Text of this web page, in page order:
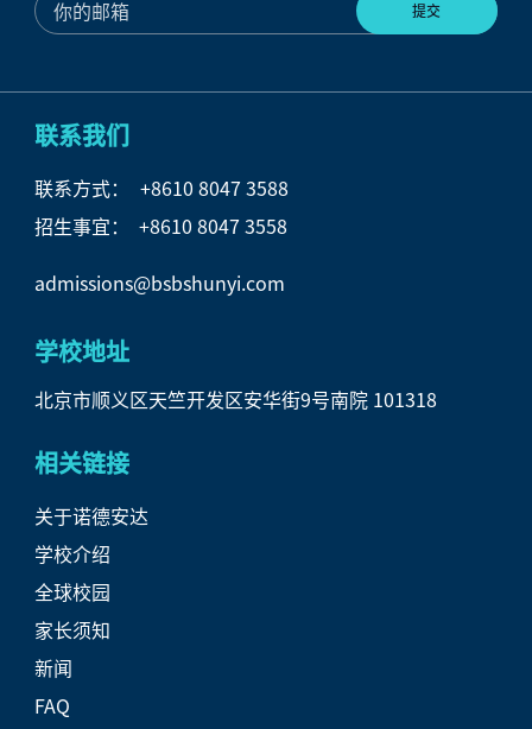
联系我们
联系方式：
+8610 8047 3588
招生事宜： +8610 8047 3558
admissions@bsbshunyi.com
学校地址
北京市顺义区天竺开发区安华街9号南院 101318
相关链接
关于诺德安达
学校介绍
全球校园
家长须知
新闻
FAQ